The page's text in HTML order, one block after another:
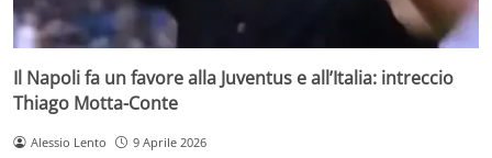
Il Napoli fa un favore alla Juventus e all’Italia: intreccio
Thiago Motta-Conte
Alessio Lento 9 Aprile 2026